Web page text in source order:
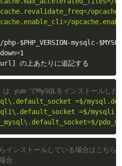
$PHP_VERSION-mysqlc-
=1
] の上あたりに追記する
yum でMySQLをインストールした
=$/
=$/
ンストールしている場合はこちら
合